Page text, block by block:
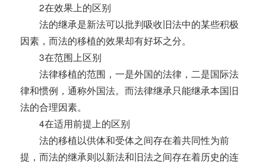
2在效果上的区别
法的继承是新法可以批判吸收旧法中的某些积极
因素，而法的移植的效果却有好坏之分。
3在范围上区别
法律移植的范围，一是外国的法律，二是国际法
律和惯例，通称外国法。而法律继承只能继承本国旧
法的合理因素。
4在适用前提上的区别
法的移植以供体和受体之间存在着共同性为前
提，而法的继承则以新法和旧法之间存在着历史的连